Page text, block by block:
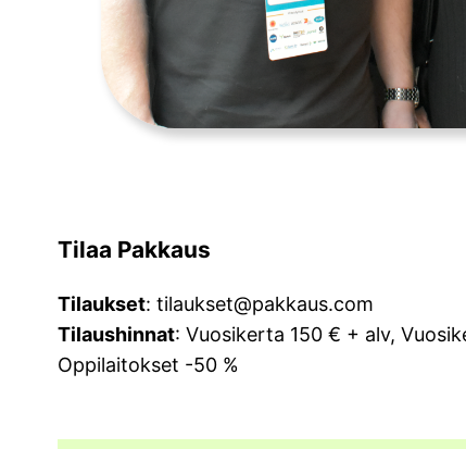
Tilaa Pakkaus
Tilaukset: tilaukset@pakkaus.com
Tilaushinnat: Vuosikerta 150 € + alv,
Oppilaitokset -50 %